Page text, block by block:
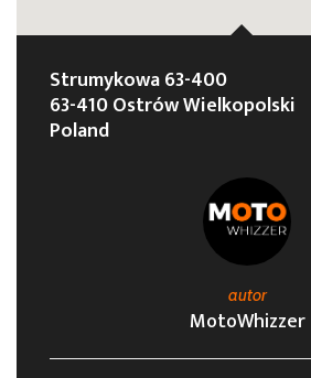
Strumykowa 63-400
63-410 Ostrów Wielkopolski
Poland
autor
MotoWhizzer